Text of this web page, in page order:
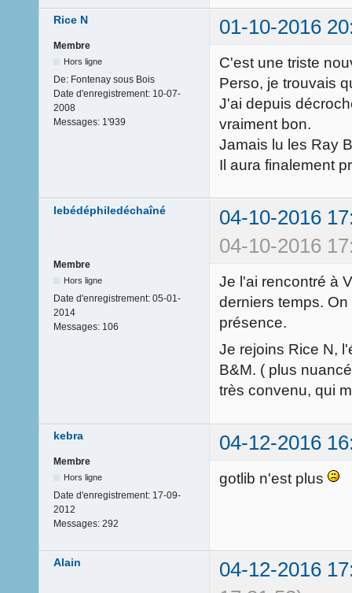
Rice N 01-10-2016
Membre
Hors ligne
De: Fontenay sous Bois
Date d'enregistrement: 10-07-
2008
Messages: 1'939
C'est une triste
Perso, je trouvais
J'ai depuis
vraiment bon.
Jamais lu les Ray
Il aura finalement
lebédéphiledéchaîné
04-10-2016
04-10-2016
Membre
Hors ligne
Date d'enregistrement: 05-01-
2014
Messages: 106
Je l'ai rencontré à
derniers temps.
présence.
Je rejoins Rice N,
B&M. ( plus
très convenu, qui
kebra 04-12-2016
Membre
Hors ligne
Date d'enregistrement: 17-09-
2012
Messages: 292
gotlib n'est plus
Alain
04-12-2016